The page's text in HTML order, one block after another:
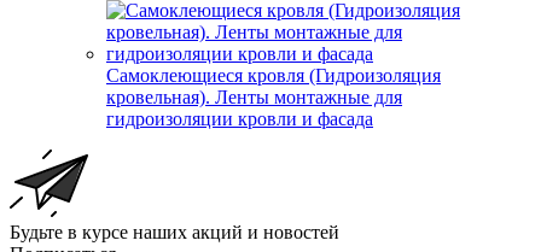
Самоклеющиеся кровля (Гидроизоляция
кровельная). Ленты монтажные для
гидроизоляции кровли и фасада
Будьте в курсе наших акций и новостей